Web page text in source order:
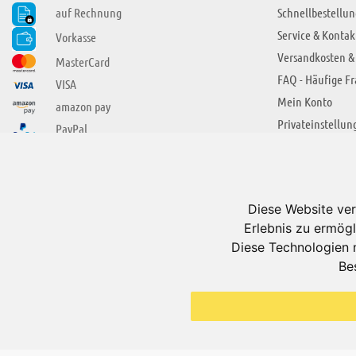
Diese Website
Erlebnis zu
Diese Technologien
auf Rechnung
Vorkasse
MasterCard
VISA
amazon pay
PayPal
Service &
Versandkosten
FAQ - Häufige
Mein Konto
Jobs
Impressum